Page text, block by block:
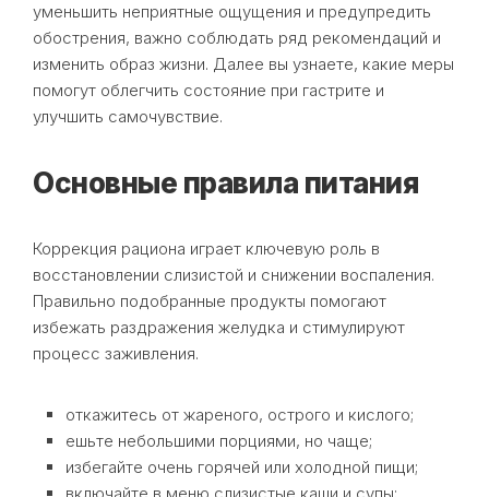
уменьшить неприятные ощущения и предупредить
обострения, важно соблюдать ряд рекомендаций и
изменить образ жизни. Далее вы узнаете, какие меры
помогут облегчить состояние при гастрите и
улучшить самочувствие.
Основные правила питания
Коррекция рациона играет ключевую роль в
восстановлении слизистой и снижении воспаления.
Правильно подобранные продукты помогают
избежать раздражения желудка и стимулируют
процесс заживления.
откажитесь от жареного, острого и кислого;
ешьте небольшими порциями, но чаще;
избегайте очень горячей или холодной пищи;